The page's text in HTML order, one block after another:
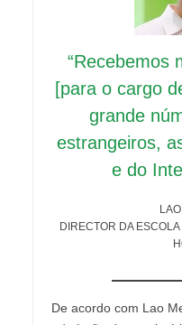
“Recebemos
[para o cargo
grande
estrangeiros,
e do
DIRECTOR DA
De acordo com Lao